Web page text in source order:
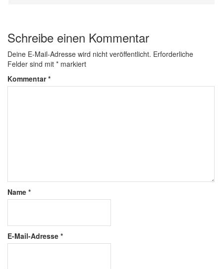
Schreibe einen Kommentar
Deine E-Mail-Adresse wird nicht veröffentlicht. Erforderliche
Felder sind mit * markiert
Kommentar*
Name *
E-Mail-Adresse *